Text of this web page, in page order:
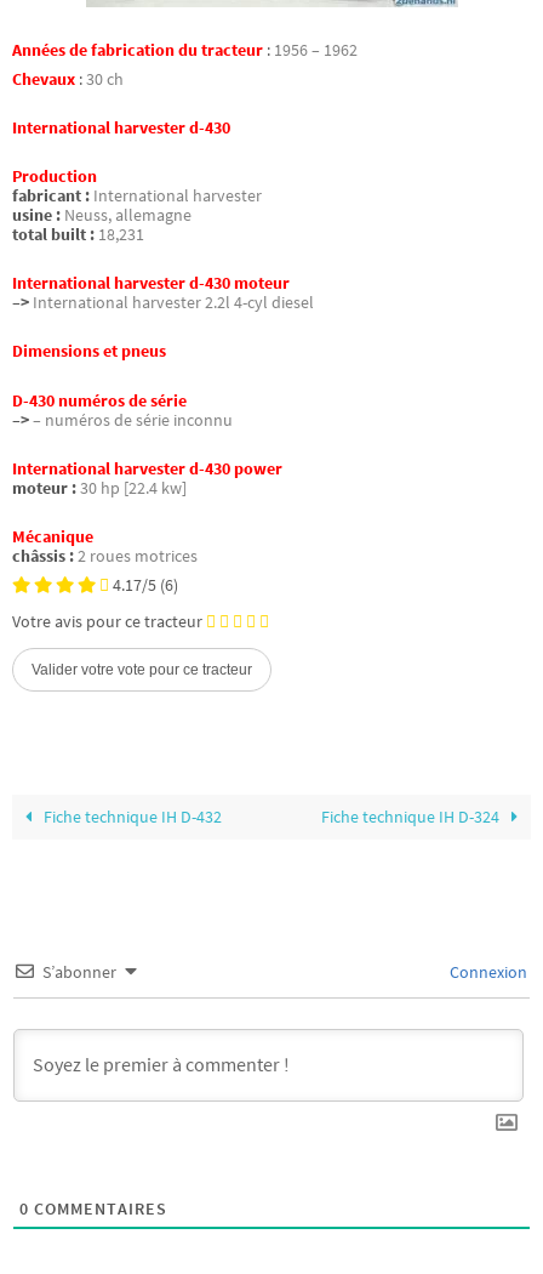
Années de fabrication du tracteur : 1956 – 1962
Chevaux :30 ch
International harvester d-430
Production
fabricant : International harvester
usine : Neuss, allemagne
total built : 18,231
International harvester d-430 moteur
–> International harvester 2.2l 4-cyl diesel
Dimensions et pneus
D-430 numéros de série
–>– numéros de série inconnu
International harvester d-430 power
moteur :30 hp [22.4 kw]
Mécanique
châssis :2 roues motrices
4.17/5 (6)
Votre avis pour ce tracteur
Fiche technique IH D-432 Fiche technique IH D-324
S’abonner Connexion
0 COMMENTAIRES